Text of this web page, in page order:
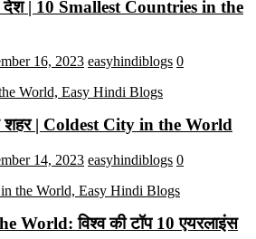
देश | 10 Smallest Countries in the
16, 2023 easyhindiblogs 0
शहर | Coldest City in the World
14, 2023 easyhindiblogs 0
World: विश्व की टॉप 10 एयरलाइंस